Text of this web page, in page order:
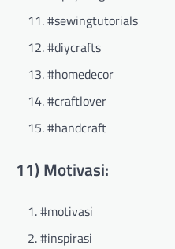
#sewingtutorials
#diycrafts
#homedecor
#craftlover
#handcraft
11) Motivasi:
#motivasi
#inspirasi